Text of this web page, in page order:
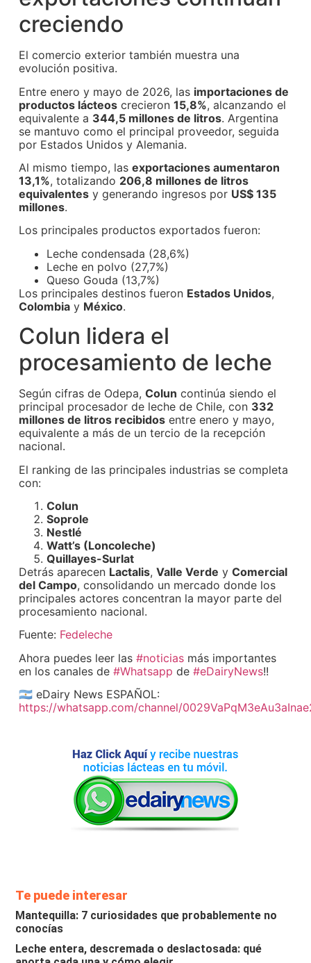
creciendo
El comercio exterior también muestra una
evolución positiva.
Entre enero y mayo de 2026, las importaciones de
productos lácteos crecieron15,8%, alcanzando el
equivalente a 344,5 millones de litros. Argentina
se mantuvo como el principal proveedor, seguida
por Estados Unidos y Alemania.
Al mismo tiempo, lasexportaciones aumentaron
13,1%, totalizando 206,8 millones de litros
equivalentes y generando ingresos por US$ 135
millones.
Los principales productos exportados fueron:
Leche condensada (28,6%)
Leche en polvo (27,7%)
Queso Gouda (13,7%)
Los principales destinos fueron Estados Unidos,
Colombia y México.
Colun lidera el
procesamiento de leche
Según cifras de Odepa,Colun continúa siendo el
principal procesador de leche de Chile, con 332
millones de litros recibidos entre enero y mayo,
equivalente a más de un tercio de la recepción
nacional.
El ranking de las principales industrias se completa
con:
Colun
Soprole
Nestlé
Watt’s (Loncoleche)
Quillayes-Surlat
Detrás aparecen Lactalis,Valle Verde yComercial
del Campo, consolidando un mercado donde los
principales actores concentran la mayor parte del
procesamiento nacional.
Fuente: Fedeleche
Ahora puedes leer las #noticias más importantes
en los canales de #Whatsapp de #eDairyNews!!
🇦🇷 eDairy News ESPAÑOL:
https://whatsapp.com/channel/
Te puede interesar
Mantequilla: 7 curiosidades que probablemente no
conocías
Leche entera, descremada o deslactosada: qué